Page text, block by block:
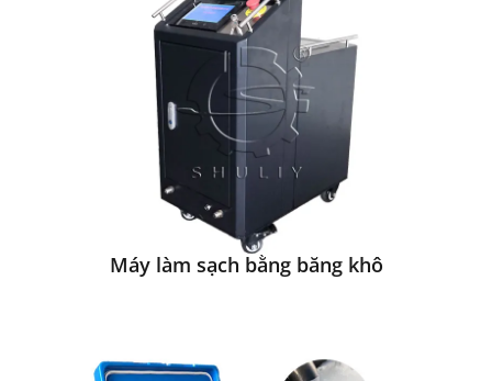
Máy làm sạch bằng băng khô